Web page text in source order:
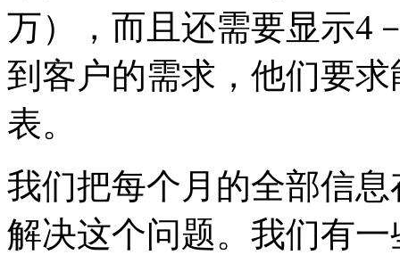
万），而且还需要显示4
到客户的需求，他们要求
表。
我们把每个月的全部信息
解决这个问题。我们有